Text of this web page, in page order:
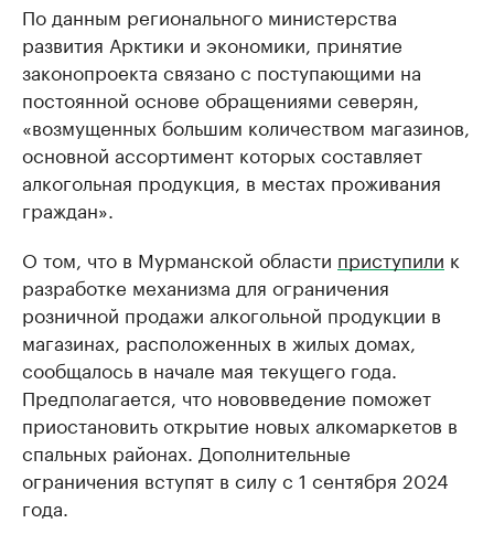
По данным регионального министерства
развития Арктики и экономики, принятие
законопроекта связано с поступающими на
постоянной основе обращениями северян,
«возмущенных большим количеством магазинов,
основной ассортимент которых составляет
алкогольная продукция, в местах проживания
граждан».
О том, что в Мурманской области приступили к
разработке механизма для ограничения
розничной продажи алкогольной продукции в
магазинах, расположенных в жилых домах,
сообщалось в начале мая текущего года.
Предполагается, что нововведение поможет
приостановить открытие новых алкомаркетов в
спальных районах. Дополнительные
ограничения вступят в силу с 1 сентября 2024
года.